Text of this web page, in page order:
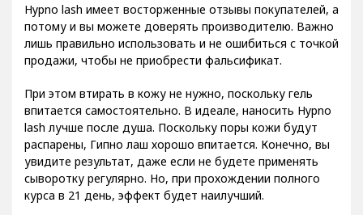
Hypno lash имеет восторженные отзывы покупателей, а
потому и вы можете доверять производителю. Важно
лишь правильно использовать и не ошибиться с точкой
продажи, чтобы не приобрести фальсификат.
При этом втирать в кожу не нужно, поскольку гель
впитается самостоятельно. В идеале, наносить Hypno
lash лучше после душа. Поскольку поры кожи будут
распарены, Гипно лаш хорошо впитается. Конечно, вы
увидите результат, даже если не будете применять
сыворотку регулярно. Но, при прохождении полного
курса в 21 день, эффект будет наилучший.